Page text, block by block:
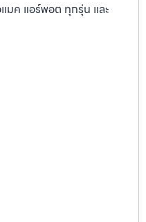
มค แอร์พอต ทุกรุ่น และ